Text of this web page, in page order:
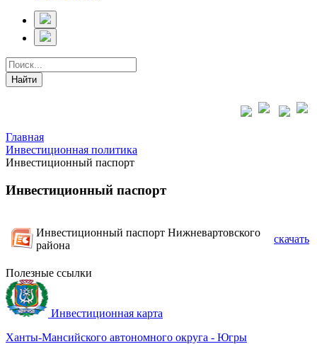
Главная
Инвестиционная политика
Инвестиционный паспорт
Инвестиционный паспорт
Инвестиционный паспорт Нижневартовского
района
скачать
Полезные ссылки
Инвестиционная карта
Ханты-Мансийского автономного округа - Югры